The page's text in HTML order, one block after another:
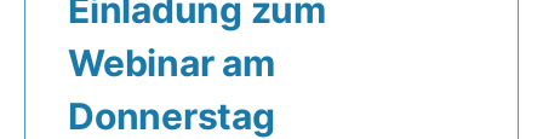
Einladung zum
Webinar am
Donnerstag